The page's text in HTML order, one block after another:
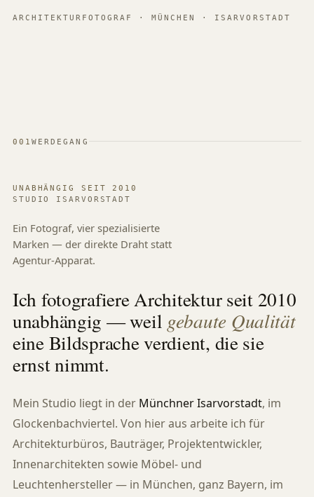
ARCHITEKTURFOTOGRAF · MÜNCHEN · ISARVORSTADT
001 WERDEGANG
UNABHÄNGIG SEIT 2010
STUDIO ISARVORSTADT
Ein Fotograf, vier spezialisierte
Marken — der direkte Draht statt
Agentur-Apparat.
Ich fotografiere Architektur seit 2010
unabhängig — weil gebaute Qualität
eine Bildsprache verdient, die sie
ernst nimmt.
Mein Studio liegt in der Münchner Isarvorstadt, im
Glockenbachviertel. Von hier aus arbeite ich für
Architekturbüros, Bauträger, Projektentwickler,
Innenarchitekten sowie Möbel- und
Leuchtenhersteller — in München, ganz Bayern, im